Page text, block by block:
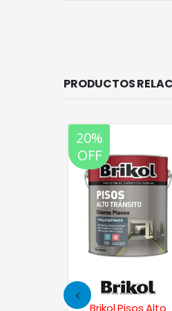
PRODUCTOS
20%
OFF
Brikol Pisos Alto